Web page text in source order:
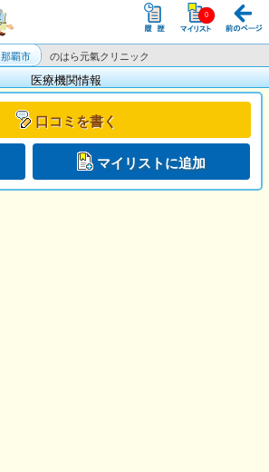
那覇市 のはら元氣クリニック
医療機関情報
口コミを書く
マイリストに追加